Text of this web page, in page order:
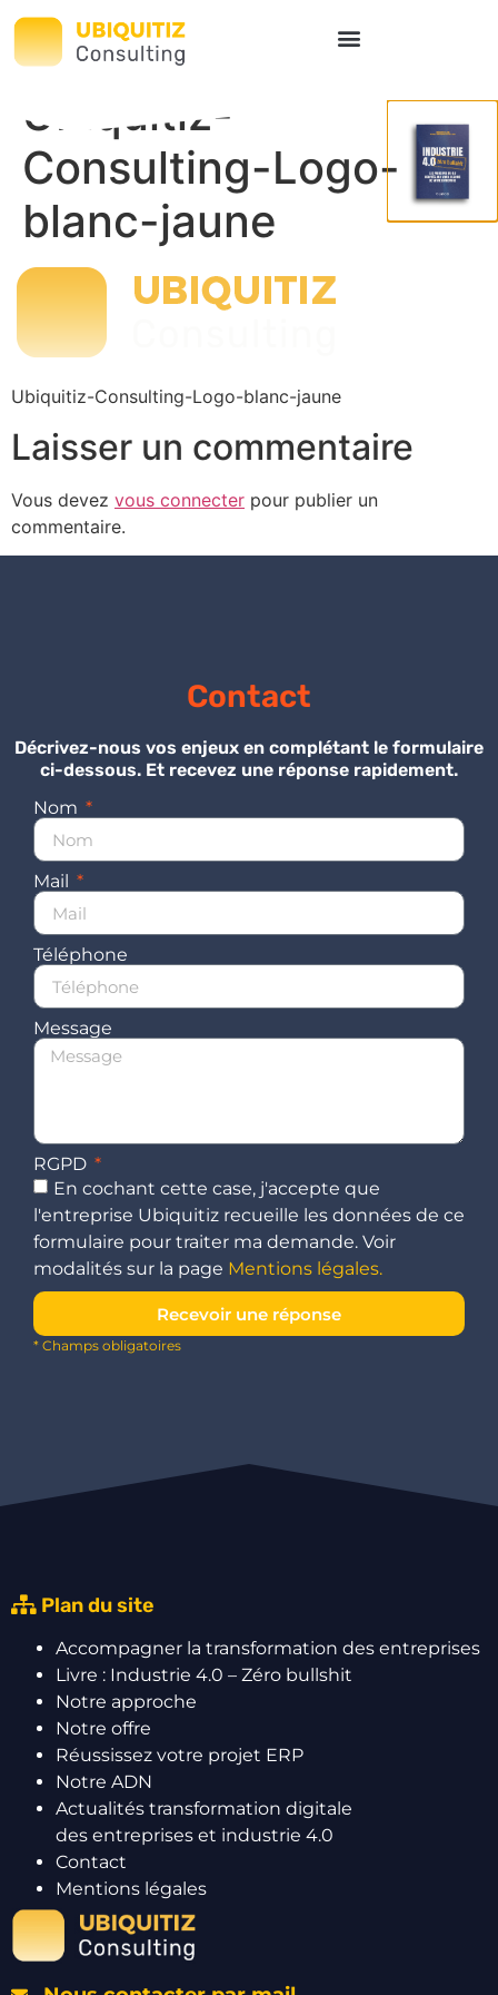
Ubiquitiz-
Consulting-Logo-
blanc-jaune
Ubiquitiz-Consulting-Logo-blanc-jaune
Laisser un commentaire
Vous devez vous connecter pour publier un
commentaire.
Contact
Décrivez-nous vos enjeux en complétant le formulaire
ci-dessous. Et recevez une réponse rapidement.
Nom
Mail
Téléphone
Message
RGPD
En cochant cette case, j'accepte que
l'entreprise Ubiquitiz recueille les données de ce
formulaire pour traiter ma demande. Voir
modalités sur la page Mentions légales.
Recevoir une réponse
* Champs obligatoires
Plan du site
Accompagner la transformation des entreprises
Livre : Industrie 4.0 – Zéro bullshit
Notre approche
Notre offre
Réussissez votre projet ERP
Notre ADN
Actualités transformation digitale
des entreprises et industrie 4.0
Contact
Mentions légales